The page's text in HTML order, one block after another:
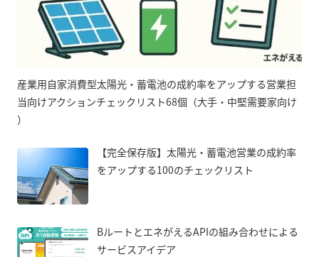
産業用自家消費型太陽光・蓄電池の成約率をアップする営業担
当向けアクションチェックリスト68個（大手・中堅需要家向け
）
【完全保存版】太陽光・蓄電池営業の成約率
をアップする100のチェックリスト
BルートとエネがえるAPIの組み合わせによる
サービスアイデア